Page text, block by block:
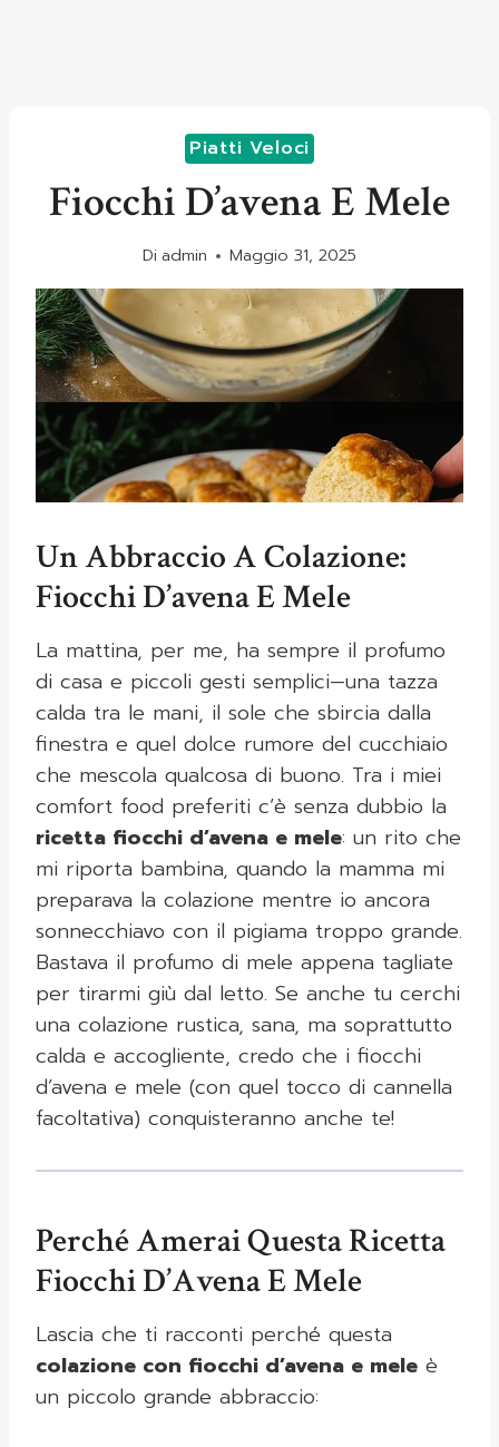
Piatti Veloci
Fiocchi D’avena E Mele
Di admin Maggio 31, 2025
Un Abbraccio A Colazione:
Fiocchi D’avena E Mele
La mattina, per me, ha sempre il profumo
di casa e piccoli gesti semplici—una tazza
calda tra le mani, il sole che sbircia dalla
finestra e quel dolce rumore del cucchiaio
che mescola qualcosa di buono. Tra i miei
comfort food preferiti c’è senza dubbio la
ricetta fiocchi d’avena e mele: un rito che
mi riporta bambina, quando la mamma mi
preparava la colazione mentre io ancora
sonnecchiavo con il pigiama troppo grande.
Bastava il profumo di mele appena tagliate
per tirarmi giù dal letto. Se anche tu cerchi
una colazione rustica, sana, ma soprattutto
calda e accogliente, credo che i fiocchi
d’avena e mele (con quel tocco di cannella
facoltativa) conquisteranno anche te!
Perché Amerai Questa Ricetta
Fiocchi D’Avena E Mele
Lascia che ti racconti perché questa
colazione con fiocchi d’avena e mele è
un piccolo grande abbraccio: